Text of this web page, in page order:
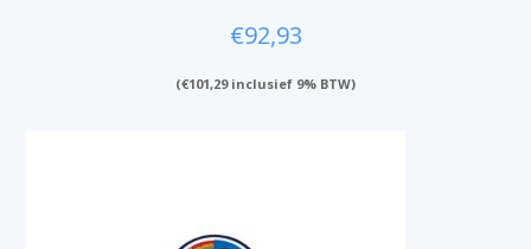
€92,93
(€101,29inclusief 9% BTW)